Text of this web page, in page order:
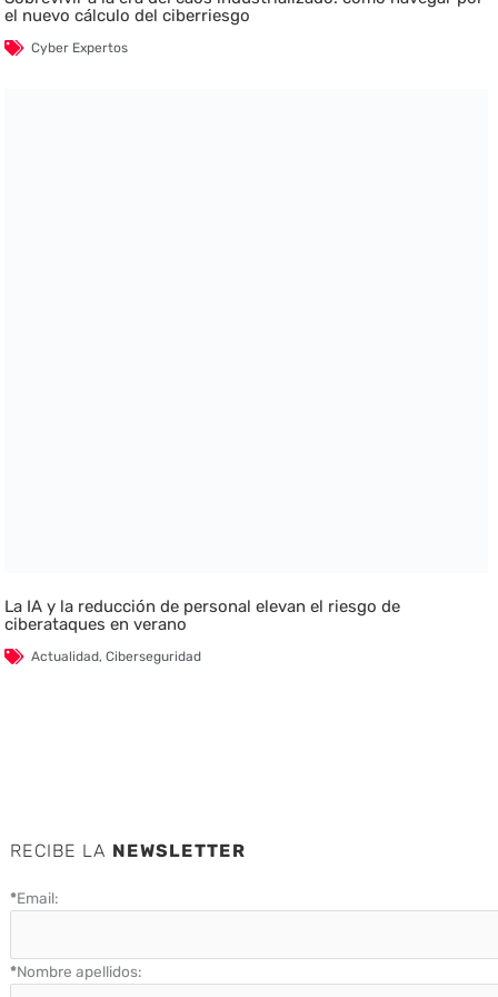
el nuevo cálculo del ciberriesgo
Cyber Expertos
La IA y la reducción de personal elevan el riesgo de
ciberataques en verano
Actualidad,Ciberseguridad
RECIBE LA NEWSLETTER
*Email:
*Nombre apellidos: